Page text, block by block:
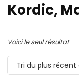
Kordic,
Voici le seul résultat
Tri du plus récent